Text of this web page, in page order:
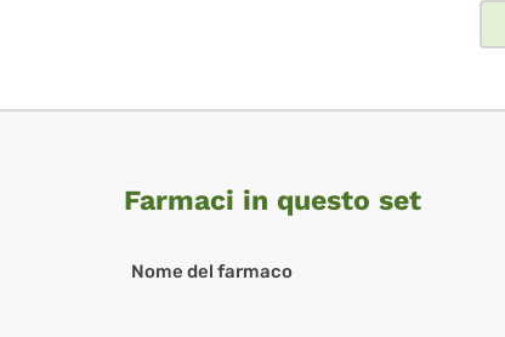
Farmaci in questo set
Nome del farmaco